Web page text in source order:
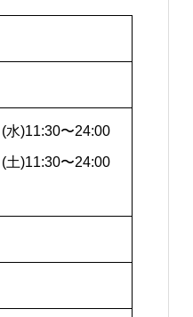
)11:30〜24:00
)11:30〜24:00